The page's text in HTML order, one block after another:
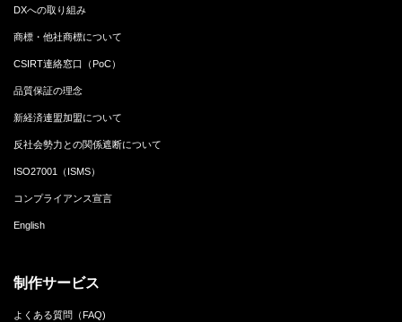
DXへの取り組み
商標・他社商標について
CSIRT連絡窓口（PoC）
品質保証の理念
新経済連盟加盟について
反社会勢力との関係遮断について
ISO27001（ISMS）
コンプライアンス宣言
English
制作サービス
よくある質問（FAQ)